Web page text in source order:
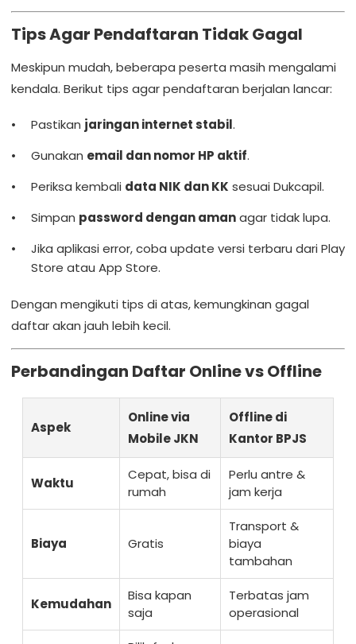
Tips Agar Pendaftaran Tidak Gagal
Meskipun mudah, beberapa peserta masih mengalami
kendala. Berikut tips agar pendaftaran berjalan lancar:
Pastikan jaringan internet stabil.
Gunakan email dan nomor HP aktif.
Periksa kembali data NIK dan KK sesuai Dukcapil.
Simpan password dengan amanagar tidak lupa.
Jika aplikasi error, coba update versi terbaru dari Play
Store atau App Store.
Dengan mengikuti tips di atas, kemungkinan gagal
daftar akan jauh lebih kecil.
Perbandingan Daftar Online vs Offline
Aspek
Online via
Mobile JKN
Offline di
Kantor BPJS
Waktu
Cepat, bisa di
rumah
Perlu antre &
jam kerja
Biaya Gratis
Transport &
biaya
tambahan
Kemudahan
Bisa kapan
saja
Terbatas jam
operasional